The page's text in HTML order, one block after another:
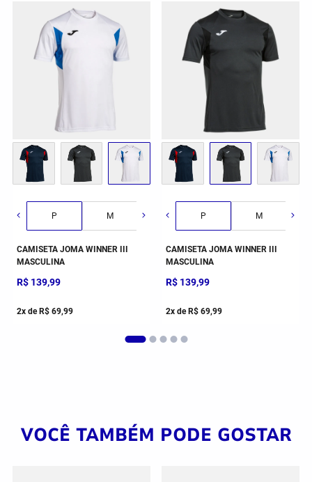
G 2GG/3G
P M G
CAMISETA JOMA WINNER III
MASCULINA
R$ 139,99
2x deR$ 69,99
P M
CAMISETA JOMA WINNER III
MASCULINA
R$ 139,99
2x deR$ 69,99
VOCÊ TAMBÉM PODE GOSTAR